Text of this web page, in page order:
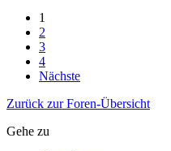
1
2
3
4
Nächste
Zurück zur Foren-Übersicht
Gehe zu